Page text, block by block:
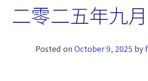
二零二五年九
Posted onOctober 9, 2025 by